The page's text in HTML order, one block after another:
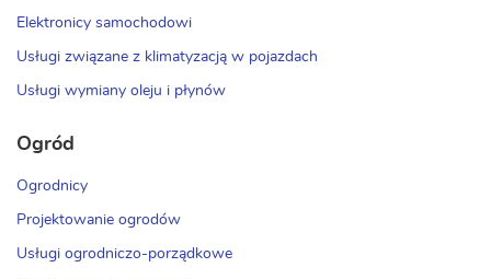
Elektronicy samochodowi
Usługi związane z klimatyzacją w pojazdach
Usługi wymiany oleju i płynów
Ogród
Ogrodnicy
Projektowanie ogrodów
Usługi ogrodniczo-porządkowe